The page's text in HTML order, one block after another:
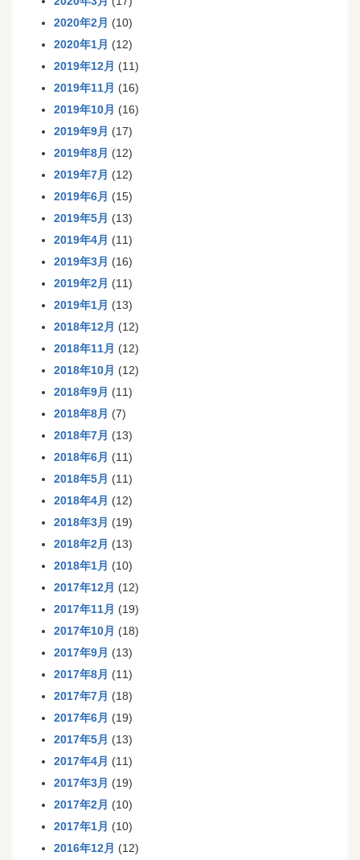
2020年2月 (10)
2020年1月 (12)
2019年12月 (11)
2019年11月 (16)
2019年10月 (16)
2019年9月 (17)
2019年8月 (12)
2019年7月 (12)
2019年6月 (15)
2019年5月 (13)
2019年4月 (11)
2019年3月 (16)
2019年2月 (11)
2019年1月 (13)
2018年12月 (12)
2018年11月 (12)
2018年10月 (12)
2018年9月 (11)
2018年8月 (7)
2018年7月 (13)
2018年6月 (11)
2018年5月 (11)
2018年4月 (12)
2018年3月 (19)
2018年2月 (13)
2018年1月 (10)
2017年12月 (12)
2017年11月 (19)
2017年10月 (18)
2017年9月 (13)
2017年8月 (11)
2017年7月 (18)
2017年6月 (19)
2017年5月 (13)
2017年4月 (11)
2017年3月 (19)
2017年2月 (10)
2017年1月 (10)
2016年12月 (12)